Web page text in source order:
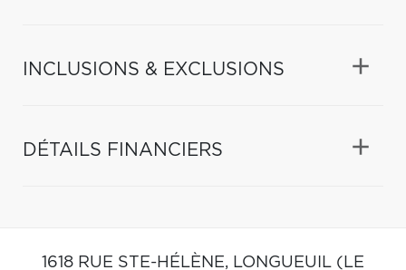
INCLUSIONS & EXCLUSIONS
DÉTAILS FINANCIERS
1618 RUE STE-HÉLÈNE, LONGUEUIL (LE